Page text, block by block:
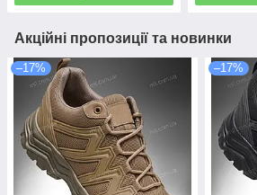
Акційні пропозиції та новинки
–17% –17%